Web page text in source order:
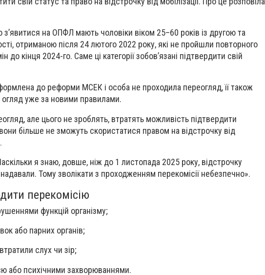
з’явитися на ОПФЛ мають чоловіки віком 25–60 років із другою та
отриманою після 24 лютого 2022 року, які не пройшли повторного
до кінця 2024-го. Саме ці категорії зобов’язані підтвердити свій
до реформи МСЕК і особа не проходила переогляд, її також
уже за новими правилами.
але цього не зроблять, втратять можливість підтвердити
вони більше не зможуть скористатися правом на відстрочку від
я знаю, довше, ніж до 1 листопада 2025 року, відстрочку
Тому зволікати з проходженням перекомісії небезпечно».
перекомісію
функцій організму;
або парних органів;
слух чи зір;
або психічними захворюваннями.